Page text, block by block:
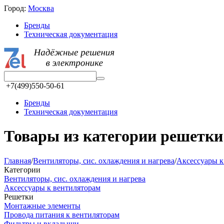
Город: Москва
Бренды
Техническая документация
+7(499)550-50-61
Бренды
Техническая документация
Товары из категории
Главная/Вентиляторы, сис. охлаждения и нагрева/Аксессуары
Категории
Вентиляторы, сис. охлаждения и нагрева
Аксессуары к вентиляторам
Решетки
Монтажные элементы
Провода питания к вентиляторам